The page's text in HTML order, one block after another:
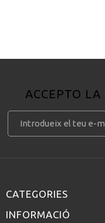
ACCEPTO LA
CATEGORIES
INFORMACIÓ